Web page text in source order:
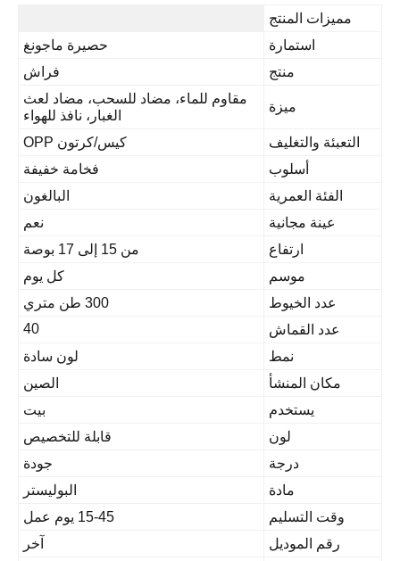
مميزات المنتج
استمارة
حصيرة ماجونغ
فراش
مقاوم للماء، مضاد للسحب، مضاد لعث
الغبار، نافذ للهواء
التعبئة والتغليف
كيس/كرتون OPP
أسلوب
فخامة خفيفة
الفئة العمرية
البالغون
عينة مجانية
ارتفاع
موسم
كل يوم
عدد الخيوط
عدد القماش
لون سادة
مكان المنشأ
الصين
يستخدم
قابلة للتخصيص
درجة
جودة
البوليستر
وقت التسليم
15-45 يوم عمل
رقم الموديل